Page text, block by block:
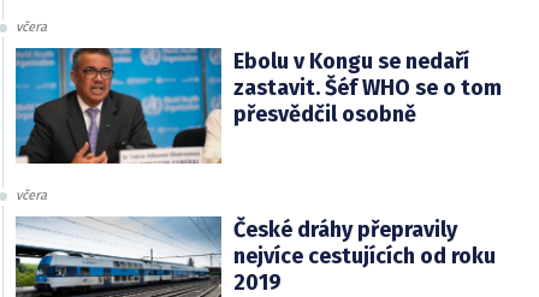
včera
Ebolu v Kongu se nedaří
zastavit. Šéf WHO se o tom
přesvědčil osobně
včera
České dráhy přepravily
nejvíce cestujících od roku
2019